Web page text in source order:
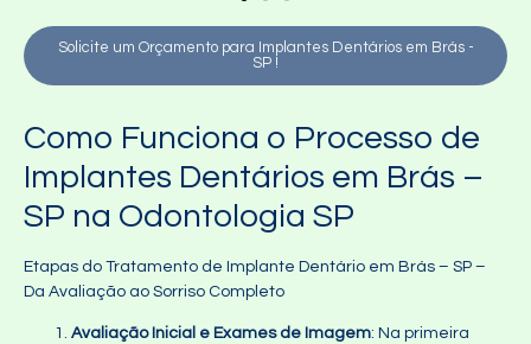
Solicite um Orçamento para Implantes Dentários em Brás -
SP !
Como Funciona o Processo de
Implantes Dentários em Brás –
SP na Odontologia SP
Etapas do Tratamento de Implante Dentário em Brás – SP –
Da Avaliação ao Sorriso Completo
Avaliação Inicial e Exames de Imagem: Na primeira